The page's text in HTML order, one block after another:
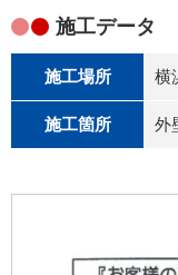
施工データ
施工場所 横
施工箇所 外